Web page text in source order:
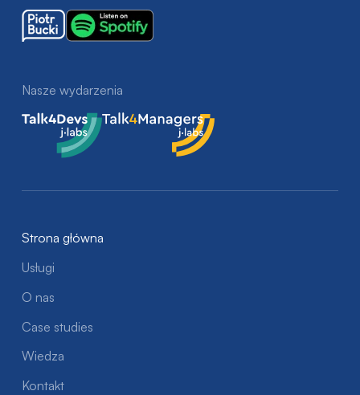
Nasze wydarzenia
Talk4Devs
Talk4Managers
Strona główna
Usługi
O nas
Case studies
Wiedza
Kontakt